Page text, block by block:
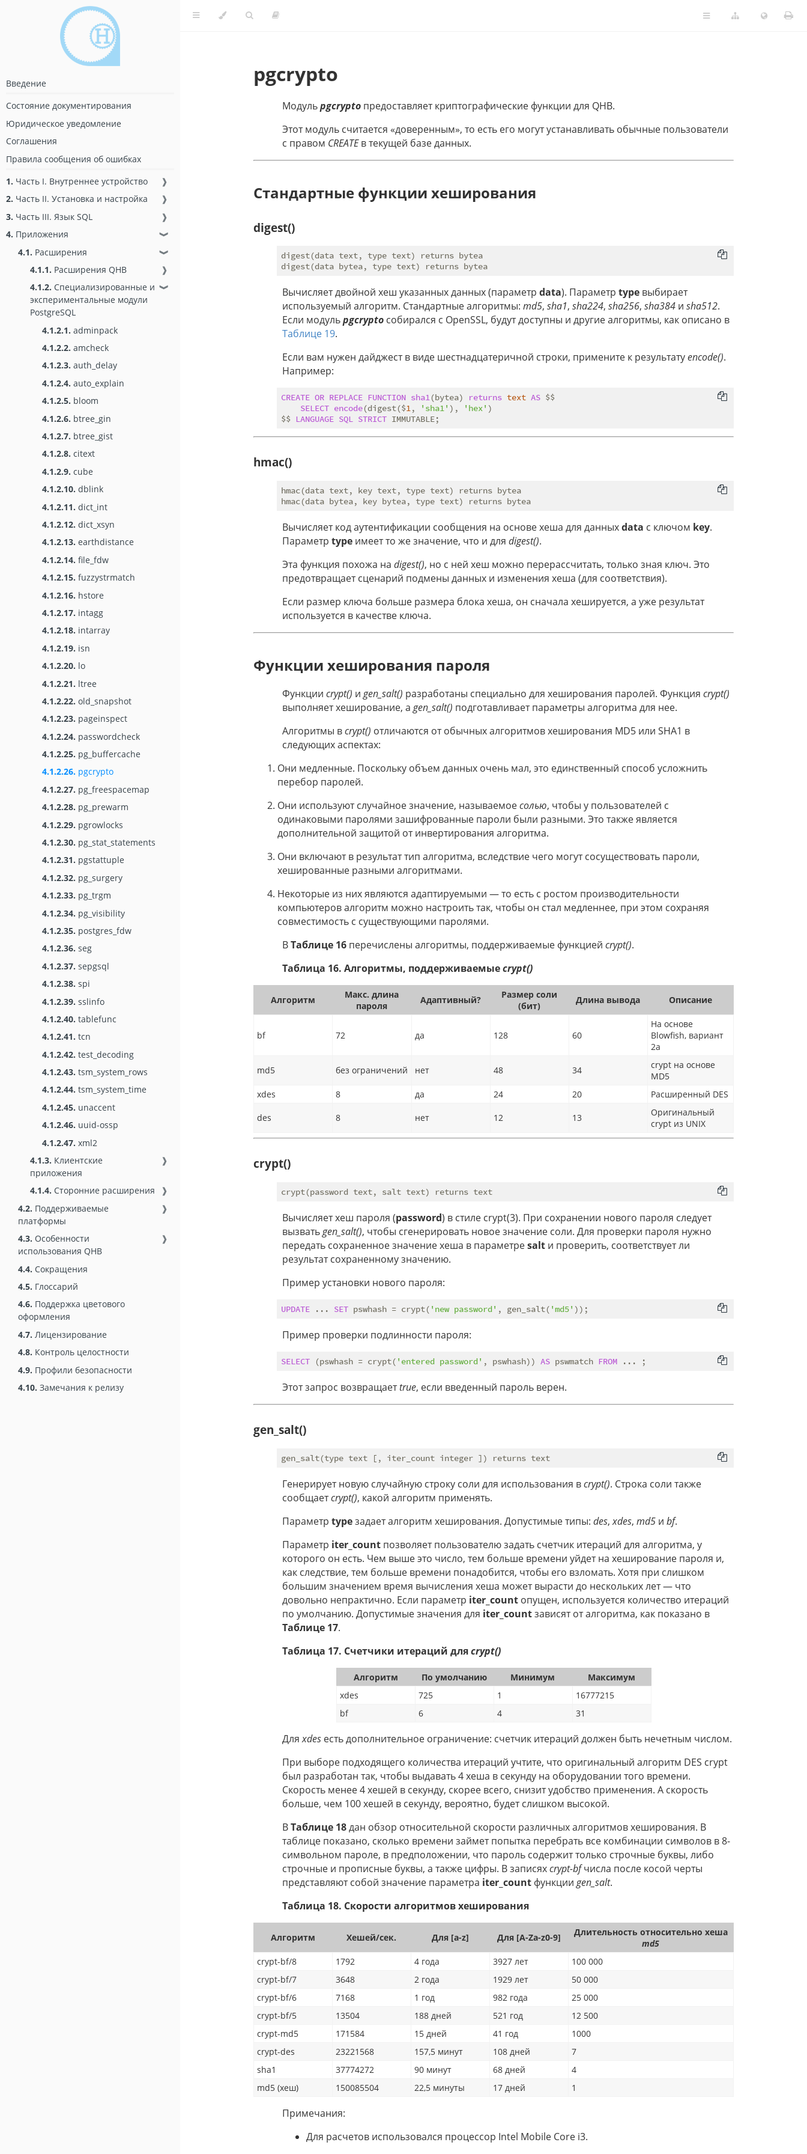
Введение
Состояние документирования
Юридическое уведомление
Соглашения
Правила сообщения об ошибках
1. Часть I. Внутреннее устройство
❱
2. Часть II. Установка и настройка
❱
3. Часть III. Язык SQL
❱
4. Приложения ❱
4.1. Расширения ❱
4.1.1. Расширения QHB
❱
4.1.2. Специализированные и
экспериментальные модули
PostgreSQL
❱
4.1.2.1. adminpack
4.1.2.2. amcheck
4.1.2.3. auth_delay
4.1.2.4. auto_explain
4.1.2.5. bloom
4.1.2.6. btree_gin
4.1.2.7. btree_gist
4.1.2.8. citext
4.1.2.9. cube
4.1.2.10. dblink
4.1.2.11. dict_int
4.1.2.12. dict_xsyn
4.1.2.13. earthdistance
4.1.2.14. file_fdw
4.1.2.15. fuzzystrmatch
4.1.2.16. hstore
4.1.2.17. intagg
4.1.2.18. intarray
4.1.2.19. isn
4.1.2.20. lo
4.1.2.21. ltree
4.1.2.22. old_snapshot
4.1.2.23. pageinspect
4.1.2.24. passwordcheck
4.1.2.25. pg_buffercache
4.1.2.26. pgcrypto
4.1.2.27. pg_freespacemap
4.1.2.28. pg_prewarm
4.1.2.29. pgrowlocks
4.1.2.30. pg_stat_statements
4.1.2.31. pgstattuple
4.1.2.32. pg_surgery
4.1.2.33. pg_trgm
4.1.2.34. pg_visibility
4.1.2.35. postgres_fdw
4.1.2.36. seg
4.1.2.37. sepgsql
4.1.2.38. spi
4.1.2.39. sslinfo
4.1.2.40. tablefunc
4.1.2.41. tcn
4.1.2.42. test_decoding
4.1.2.43. tsm_system_rows
4.1.2.44. tsm_system_time
4.1.2.45. unaccent
4.1.2.46. uuid-ossp
4.1.2.47. xml2
4.1.3. Клиентские
приложения
❱
4.1.4. Сторонние расширения
❱
4.2. Поддерживаемые
платформы
❱
4.3. Особенности
использования QHB
❱
4.4. Сокращения
4.5. Глоссарий
4.6. Поддержка цветового
оформления
4.7. Лицензирование
4.8. Контроль целостности
4.9. Профили безопасности
4.10. Замечания к релизу
pgcrypto
Модульpgcrypto предоставляет криптографические функции для QHB.
Этот модуль считается «доверенным», то есть его могут устанавливать обычные пользователи
с правом CREATEв текущей базе данных.
Стандартные функции хеширования
digest()
digest(data text, type text) returns bytea
Вычисляет двойной хеш указанных данных (параметр data). Параметр type выбирает
используемый алгоритм. Стандартные алгоритмы: md5, sha1, sha224, sha256, sha384 и sha512.
Если модульpgcrypto собирался с OpenSSL, будут доступны и другие алгоритмы, как описано в
Таблице 19.
Если вам нужен дайджест в виде шестнадцатеричной строки, примените к результатуencode().
Например:
CREATE OR REPLACE FUNCTION sha1(bytea) returns text AS $$
SELECT encode(digest($1, 'sha1' ), 'hex' )
$$ LANGUAGE SQL STRICT
hmac()
hmac(data text, key text, type text) returns bytea
Вычисляет код аутентификации сообщения на основе хеша для данныхdata с ключом key.
Параметр type имеет то же значение, что и для digest().
Эта функция похожа на digest(), но с ней хеш можно перерассчитать, только зная ключ. Это
предотвращает сценарий подмены данных и изменения хеша (для соответствия).
Если размер ключа больше размера блока хеша, он сначала хешируется, а уже результат
используется в качестве ключа.
Функции хеширования пароля
Функции crypt() и gen_salt() разработаны специально для хеширования паролей. Функция crypt()
выполняет хеширование, а gen_salt() подготавливает параметры алгоритма для нее.
Алгоритмы вcrypt() отличаются от обычных алгоритмов хеширования MD5 или SHA1 в
следующих аспектах:
Они медленные. Поскольку объем данных очень мал, это единственный способ усложнить
перебор паролей.
Они используют случайное значение, называемоесолью, чтобы у пользователей с
одинаковыми паролями зашифрованные пароли были разными. Это также является
дополнительной защитой от инвертирования алгоритма.
Они включают в результат тип алгоритма, вследствие чего могут сосуществовать пароли,
хешированные разными алгоритмами.
Некоторые из них являются адаптируемыми — то есть с ростом производительности
компьютеров алгоритм можно настроить так, чтобы он стал медленнее, при этом сохраняя
совместимость с существующими паролями.
ВТаблице 16 перечислены алгоритмы, поддерживаемые функцией crypt().
Таблица 16. Алгоритмы, поддерживаемыеcrypt()
Алгоритм
Макс. длина
пароля
Адаптивный?
Размер соли
(бит)
Длина вывода Описание
bf 72 да 128 60
На основе
Blowfish, вариант
2a
md5 без ограничений нет 48 34
crypt на основе
MD5
xdes
8 да 24 20 Расширенный DES
des 8 нет 12 13
Оригинальный
crypt из UNIX
crypt()
Вычисляет хеш пароля (password) в стиле crypt(3). При сохранении нового пароля следует
вызватьgen_salt(), чтобы сгенерировать новое значение соли. Для проверки пароля нужно
передать сохраненное значение хеша в параметреsalt и проверить, соответствует ли
результат сохраненному значению.
Пример установки нового пароля:
UPDATE ... SET pswhash = crypt( 'new password' , gen_salt( 'md5'
Пример проверки подлинности пароля:
SELECT (pswhash = crypt( 'entered password' , pswhash)) AS pswmatch FROM
Этот запрос возвращаетtrue, если введенный пароль верен.
gen_salt()
Генерирует новую случайную строку соли для использования вcrypt(). Строка соли также
сообщаетcrypt(), какой алгоритм применять.
Параметр typeзадает алгоритм хеширования. Допустимые типы: des,xdes, md5 и bf.
Параметр iter_count позволяет пользователю задать счетчик итераций для алгоритма, у
которого он есть. Чем выше это число, тем больше времени уйдет на хеширование пароля и,
как следствие, тем больше времени понадобится, чтобы его взломать. Хотя при слишком
большим значением время вычисления хеша может вырасти до нескольких лет — что
довольно непрактично. Если параметр iter_count опущен, используется количество итераций
по умолчанию. Допустимые значения для iter_countзависят от алгоритма, как показано в
Таблице 17.
Таблица 17. Счетчики итераций дляcrypt()
Алгоритм По умолчанию Минимум
Максимум
xdes
725 1
16777215
bf
6 4 31
Дляxdes есть дополнительное ограничение: счетчик итераций должен быть нечетным числом.
При выборе подходящего количества итераций учтите, что оригинальный алгоритм DES crypt
был разработан так, чтобы выдавать 4 хеша в секунду на оборудовании того времени.
Скорость менее 4 хешей в секунду, скорее всего, снизит удобство применения. А скорость
больше, чем 100 хешей в секунду, вероятно, будет слишком высокой.
ВТаблице 18дан обзор относительной скорости различных алгоритмов хеширования. В
таблице показано, сколько времени займет попытка перебрать все комбинации символов в 8-
символьном пароле, в предположении, что пароль содержит только строчные буквы, либо
строчные и прописные буквы, а также цифры. В записяхcrypt-bfчисла после косой черты
представляют собой значение параметра iter_count функции gen_salt.
Таблица 18. Скорости алгоритмов хеширования
Алгоритм Хешей/сек. Для [a-z] Для [A-Za-z0-9]
Длительность относительно хеша
md5
crypt-bf/8
1792 4 года 3927 лет
100 000
crypt-bf/7
3648 2 года 1929 лет
50 000
crypt-bf/6
7168 1 год 982 года
25 000
crypt-bf/5
13504 188 дней 521 год
12 500
crypt-md5
171584 15 дней 41 год
1000
crypt-des
23221568 157,5 минут 108 дней
7
sha1
37774272 90 минут 68 дней
4
md5 (хеш)
150085504 22,5 минуты 17 дней 1
Примечания:
Для расчетов использовался процессор Intel Mobile Core i3.